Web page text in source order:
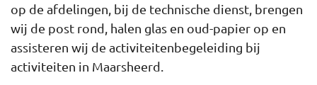
op de afdelingen, bij de technische dienst, brengen
wij de post rond, halen glas en oud-papier op en
assisteren wij de activiteitenbegeleiding bij
activiteiten in Maarsheerd.